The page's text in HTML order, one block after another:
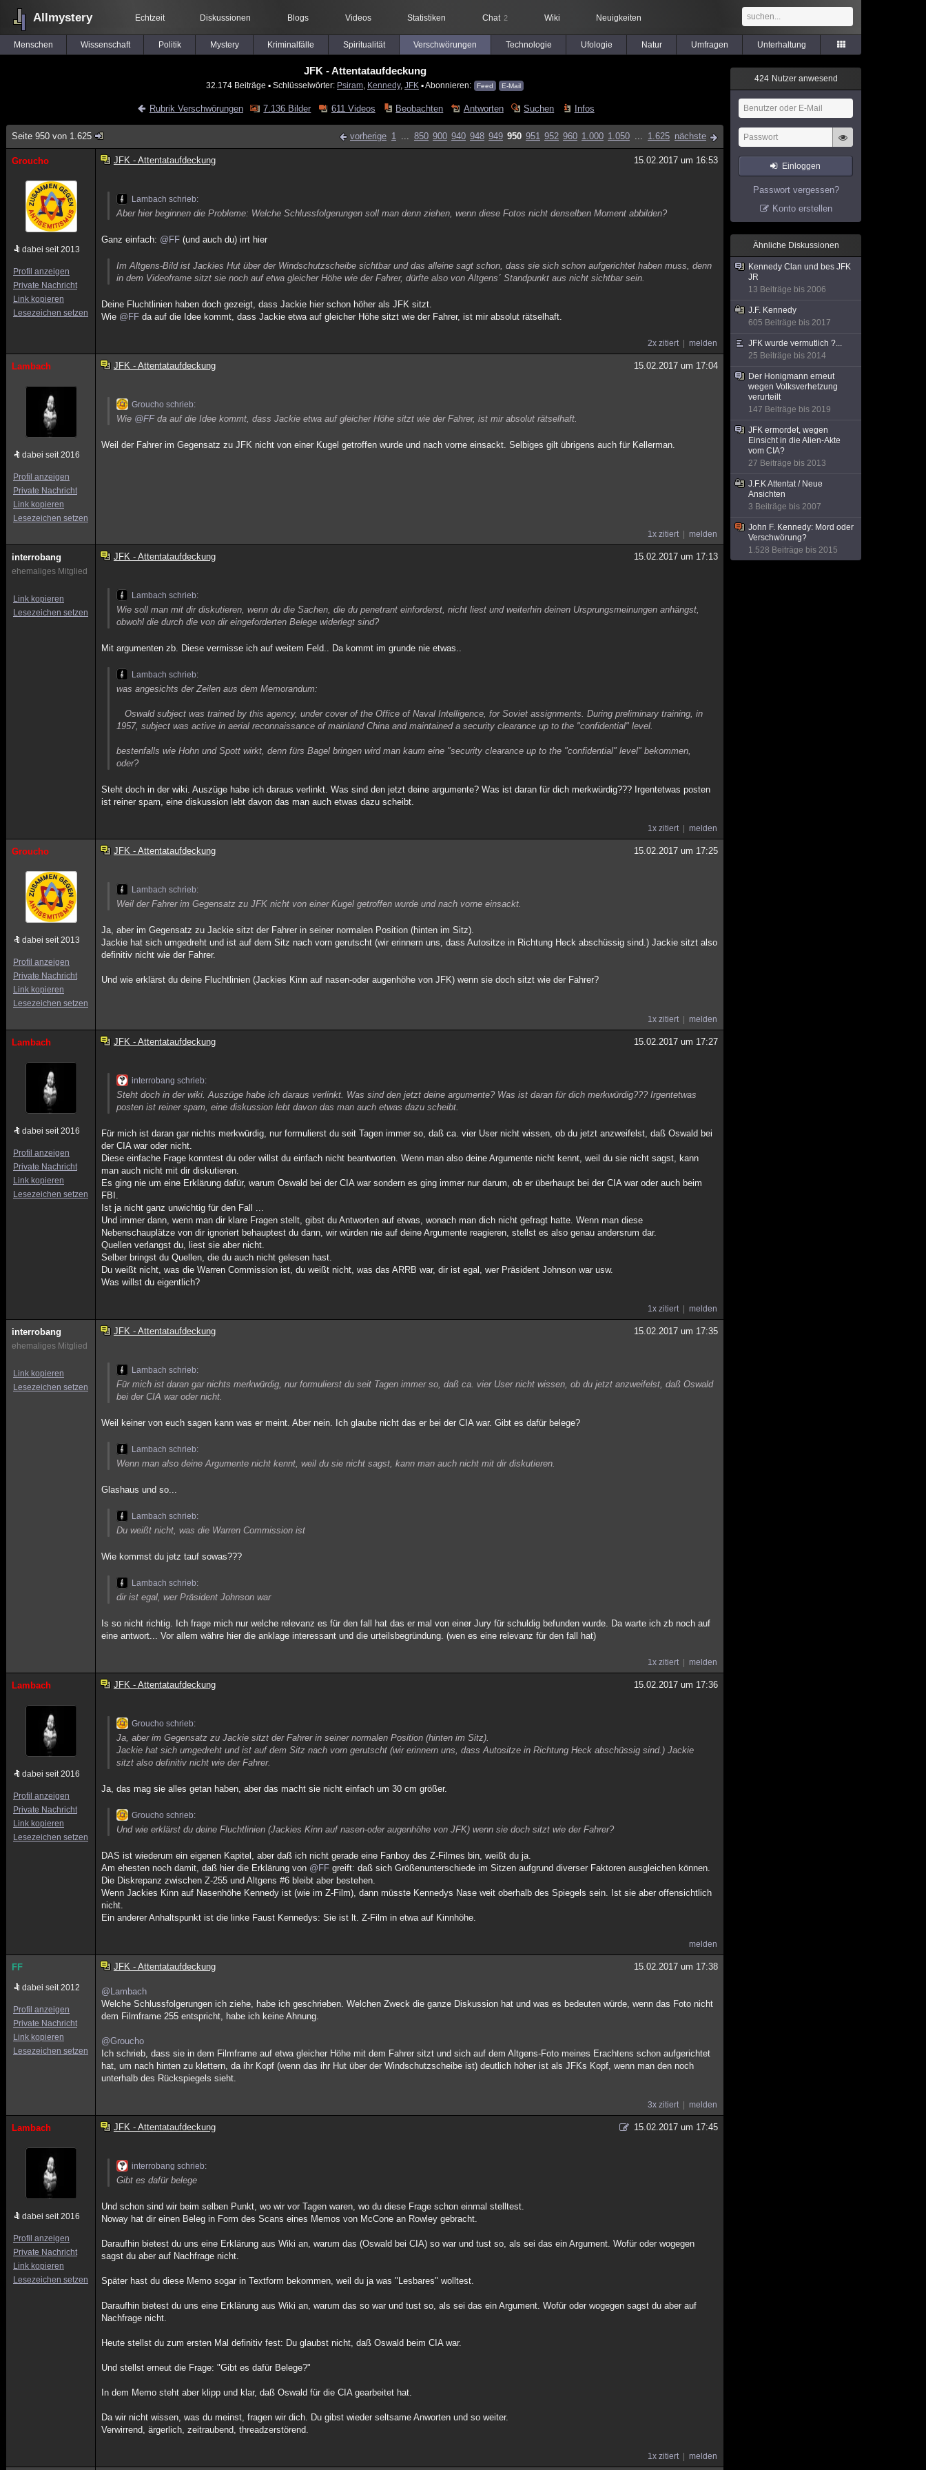
Allmystery Echtzeit Diskussionen Blogs Videos Statistiken Chat 2 Wiki Neuigkeiten
Menschen Wissenschaft Politik Mystery Kriminalfälle Spiritualität Verschwörungen Technologie Ufologie Natur Umfragen Unterhaltung
JFK - Attentataufdeckung
32.174 Beiträge ▪ Schlüsselwörter: Psiram Kennedy, JFK ▪ Abonnieren: Feed E-Mail
Rubrik Verschwörungen 7.136 Bilder 611 Videos Beobachten Antworten Suchen Infos
Seite 950 von 1.625 vorherige 1 ... 850 900 940 948 949 950 951 952 960 1.000 1.050 ... 1.625 nächste
Groucho
dabei seit 2013
Profil anzeigen
Private Nachricht
Link kopieren
Lesezeichen setzen
JFK - Attentataufdeckung 15.02.2017 um 16:53
Lambach schrieb:
Aber hier beginnen die Probleme: Welche Schlussfolgerungen soll man denn ziehen, wenn diese Fotos nicht denselben Moment abbilden?
Ganz einfach: @FF (und auch du) irrt hier
Im Altgens-Bild ist Jackies Hut über der Windschutzscheibe sichtbar und das alleine sagt schon, dass sie sich schon aufgerichtet haben muss, denn
in dem Videoframe sitzt sie noch auf etwa gleicher Höhe wie der Fahrer, dürfte also von Altgens´ Standpunkt aus nicht sichtbar sein.
Deine Fluchtlinien haben doch gezeigt, dass Jackie hier schon höher als JFK sitzt.
Wie @FF da auf die Idee kommt, dass Jackie etwa auf gleicher Höhe sitzt wie der Fahrer, ist mir absolut rätselhaft.
2x zitiert melden
Lambach
dabei seit 2016
Profil anzeigen
Private Nachricht
Link kopieren
Lesezeichen setzen
JFK - Attentataufdeckung 15.02.2017 um 17:04
Groucho schrieb:
Wie @FFda auf die Idee kommt, dass Jackie etwa auf gleicher Höhe sitzt wie der Fahrer, ist mir absolut rätselhaft.
Weil der Fahrer im Gegensatz zu JFK nicht von einer Kugel getroffen wurde und nach vorne einsackt. Selbiges gilt übrigens auch für Kellerman.
1x zitiert melden
interrobang
ehemaliges Mitglied
Link kopieren
Lesezeichen setzen
JFK - Attentataufdeckung 15.02.2017 um 17:13
Lambach schrieb:
Wie soll man mit dir diskutieren, wenn du die Sachen, die du penetrant einforderst, nicht liest und weiterhin deinen Ursprungsmeinungen anhängst,
obwohl die durch die von dir eingeforderten Belege widerlegt sind?
Mit argumenten zb. Diese vermisse ich auf weitem Feld.. Da kommt im grunde nie etwas..
Lambach schrieb:
was angesichts der Zeilen aus dem Memorandum:
Oswald subject was trained by this agency, under cover of the Office of Naval Intelligence, for Soviet assignments. During preliminary training, in
1957, subject was active in aerial reconnaissance of mainland China and maintained a security clearance up to the "confidential" level.
bestenfalls wie Hohn und Spott wirkt, denn fürs Bagel bringen wird man kaum eine "security clearance up to the "confidential" level" bekommen,
oder?
Steht doch in der wiki. Auszüge habe ich daraus verlinkt. Was sind den jetzt deine argumente? Was ist daran für dich merkwürdig??? Irgentetwas posten
ist reiner spam, eine diskussion lebt davon das man auch etwas dazu scheibt.
1x zitiert melden
Groucho
dabei seit 2013
Profil anzeigen
Private Nachricht
Link kopieren
Lesezeichen setzen
JFK - Attentataufdeckung 15.02.2017 um 17:25
Lambach schrieb:
Weil der Fahrer im Gegensatz zu JFK nicht von einer Kugel getroffen wurde und nach vorne einsackt.
Ja, aber im Gegensatz zu Jackie sitzt der Fahrer in seiner normalen Position (hinten im Sitz).
Jackie hat sich umgedreht und ist auf dem Sitz nach vorn gerutscht (wir erinnern uns, dass Autositze in Richtung Heck abschüssig sind.) Jackie sitzt also
definitiv nicht wie der Fahrer.
Und wie erklärst du deine Fluchtlinien (Jackies Kinn auf nasen-oder augenhöhe von JFK) wenn sie doch sitzt wie der Fahrer?
1x zitiert melden
Lambach
dabei seit 2016
Profil anzeigen
Private Nachricht
Link kopieren
Lesezeichen setzen
JFK - Attentataufdeckung 15.02.2017 um 17:27
interrobang schrieb:
Steht doch in der wiki. Auszüge habe ich daraus verlinkt. Was sind den jetzt deine argumente? Was ist daran für dich merkwürdig??? Irgentetwas
posten ist reiner spam, eine diskussion lebt davon das man auch etwas dazu scheibt.
Für mich ist daran gar nichts merkwürdig, nur formulierst du seit Tagen immer so, daß ca. vier User nicht wissen, ob du jetzt anzweifelst, daß Oswald bei
der CIA war oder nicht.
Diese einfache Frage konntest du oder willst du einfach nicht beantworten. Wenn man also deine Argumente nicht kennt, weil du sie nicht sagst, kann
man auch nicht mit dir diskutieren.
Es ging nie um eine Erklärung dafür, warum Oswald bei der CIA war sondern es ging immer nur darum, ob er überhaupt bei der CIA war oder auch beim
FBI.
Ist ja nicht ganz unwichtig für den Fall ...
Und immer dann, wenn man dir klare Fragen stellt, gibst du Antworten auf etwas, wonach man dich nicht gefragt hatte. Wenn man diese
Nebenschauplätze von dir ignoriert behauptest du dann, wir würden nie auf deine Argumente reagieren, stellst es also genau andersrum dar.
Quellen verlangst du, liest sie aber nicht.
Selber bringst du Quellen, die du auch nicht gelesen hast.
Du weißt nicht, was die Warren Commission ist, du weißt nicht, was das ARRB war, dir ist egal, wer Präsident Johnson war usw.
Was willst du eigentlich?
1x zitiert melden
interrobang
ehemaliges Mitglied
Link kopieren
Lesezeichen setzen
JFK - Attentataufdeckung 15.02.2017 um 17:35
Lambach schrieb:
Für mich ist daran gar nichts merkwürdig, nur formulierst du seit Tagen immer so, daß ca. vier User nicht wissen, ob du jetzt anzweifelst, daß Oswald
bei der CIA war oder nicht.
Weil keiner von euch sagen kann was er meint. Aber nein. Ich glaube nicht das er bei der CIA war. Gibt es dafür belege?
Lambach schrieb:
Wenn man also deine Argumente nicht kennt, weil du sie nicht sagst, kann man auch nicht mit dir diskutieren.
Glashaus und so...
Lambach schrieb:
Du weißt nicht, was die Warren Commission ist
Wie kommst du jetz tauf sowas???
Lambach schrieb:
dir ist egal, wer Präsident Johnson war
Is so nicht richtig. Ich frage mich nur welche relevanz es für den fall hat das er mal von einer Jury für schuldig befunden wurde. Da warte ich zb noch auf
eine antwort... Vor allem währe hier die anklage interessant und die urteilsbegründung. (wen es eine relevanz für den fall hat)
1x zitiert melden
Lambach
dabei seit 2016
Profil anzeigen
Private Nachricht
Link kopieren
Lesezeichen setzen
JFK - Attentataufdeckung 15.02.2017 um 17:36
Groucho schrieb:
Ja, aber im Gegensatz zu Jackie sitzt der Fahrer in seiner normalen Position (hinten im Sitz).
Jackie hat sich umgedreht und ist auf dem Sitz nach vorn gerutscht (wir erinnern uns, dass Autositze in Richtung Heck abschüssig sind.) Jackie
sitzt also definitiv nicht wie der Fahrer.
Ja, das mag sie alles getan haben, aber das macht sie nicht einfach um 30 cm größer.
Groucho schrieb:
Und wie erklärst du deine Fluchtlinien (Jackies Kinn auf nasen-oder augenhöhe von JFK) wenn sie doch sitzt wie der Fahrer?
DAS ist wiederum ein eigenen Kapitel, aber daß ich nicht gerade eine Fanboy des Z-Filmes bin, weißt du ja.
Am ehesten noch damit, daß hier die Erklärung von @FF greift: daß sich Größenunterschiede im Sitzen aufgrund diverser Faktoren ausgleichen können.
Die Diskrepanz zwischen Z-255 und Altgens #6 bleibt aber bestehen.
Wenn Jackies Kinn auf Nasenhöhe Kennedy ist (wie im Z-Film), dann müsste Kennedys Nase weit oberhalb des Spiegels sein. Ist sie aber offensichtlich
nicht.
Ein anderer Anhaltspunkt ist die linke Faust Kennedys: Sie ist lt. Z-Film in etwa auf Kinnhöhe.
melden
FF
dabei seit 2012
Profil anzeigen
Private Nachricht
Link kopieren
Lesezeichen setzen
JFK - Attentataufdeckung 15.02.2017 um 17:38
@Lambach
Welche Schlussfolgerungen ich ziehe, habe ich geschrieben. Welchen Zweck die ganze Diskussion hat und was es bedeuten würde, wenn das Foto nicht
dem Filmframe 255 entspricht, habe ich keine Ahnung.
@Groucho
Ich schrieb, dass sie in dem Filmframe auf etwa gleicher Höhe mit dem Fahrer sitzt und sich auf dem Altgens-Foto meines Erachtens schon aufgerichtet
hat, um nach hinten zu klettern, da ihr Kopf (wenn das ihr Hut über der Windschutzscheibe ist) deutlich höher ist als JFKs Kopf, wenn man den noch
unterhalb des Rückspiegels sieht.
3x zitiert melden
Lambach
dabei seit 2016
Profil anzeigen
Private Nachricht
Link kopieren
Lesezeichen setzen
JFK - Attentataufdeckung 15.02.2017 um 17:45
interrobang schrieb:
Gibt es dafür belege
Und schon sind wir beim selben Punkt, wo wir vor Tagen waren, wo du diese Frage schon einmal stelltest.
Noway hat dir einen Beleg in Form des Scans eines Memos von McCone an Rowley gebracht.
Daraufhin bietest du uns eine Erklärung aus Wiki an, warum das (Oswald bei CIA) so war und tust so, als sei das ein Argument. Wofür oder wogegen
sagst du aber auf Nachfrage nicht.
Später hast du diese Memo sogar in Textform bekommen, weil du ja was "Lesbares" wolltest.
Daraufhin bietest du uns eine Erklärung aus Wiki an, warum das so war und tust so, als sei das ein Argument. Wofür oder wogegen sagst du aber auf
Nachfrage nicht.
Heute stellst du zum ersten Mal definitiv fest: Du glaubst nicht, daß Oswald beim CIA war.
Und stellst erneut die Frage: "Gibt es dafür Belege?"
In dem Memo steht aber klipp und klar, daß Oswald für die CIA gearbeitet hat.
Da wir nicht wissen, was du meinst, fragen wir dich. Du gibst wieder seltsame Anworten und so weiter.
Verwirrend, ärgerlich, zeitraubend, threadzerstörend.
1x zitiert melden
424 Nutzer anwesend
Einloggen
Passwort vergessen?
Konto erstellen
Ähnliche Diskussionen
Kennedy Clan und bes JFK
JR
13 Beiträge bis 2006
J.F. Kennedy
605 Beiträge bis 2017
JFK wurde vermutlich ?...
25 Beiträge bis 2014
Der Honigmann erneut
wegen Volksverhetzung
verurteilt
147 Beiträge bis 2019
JFK ermordet, wegen
Einsicht in die Alien-Akte
vom CIA?
27 Beiträge bis 2013
J.F.K Attentat / Neue
Ansichten
3 Beiträge bis 2007
John F. Kennedy: Mord oder
Verschwörung?
1.528 Beiträge bis 2015